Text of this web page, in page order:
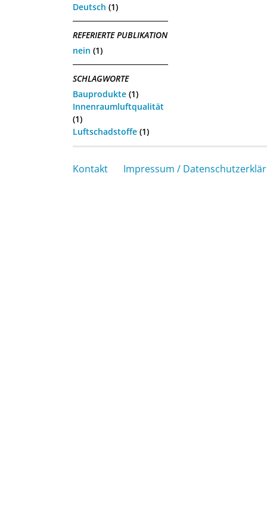
Deutsch (1)
REFERIERTE PUBLIKATION
nein (1)
SCHLAGWORTE
Bauprodukte (1)
Innenraumluftqualität
(1)
Luftschadstoffe (1)
Kontakt Impressum /